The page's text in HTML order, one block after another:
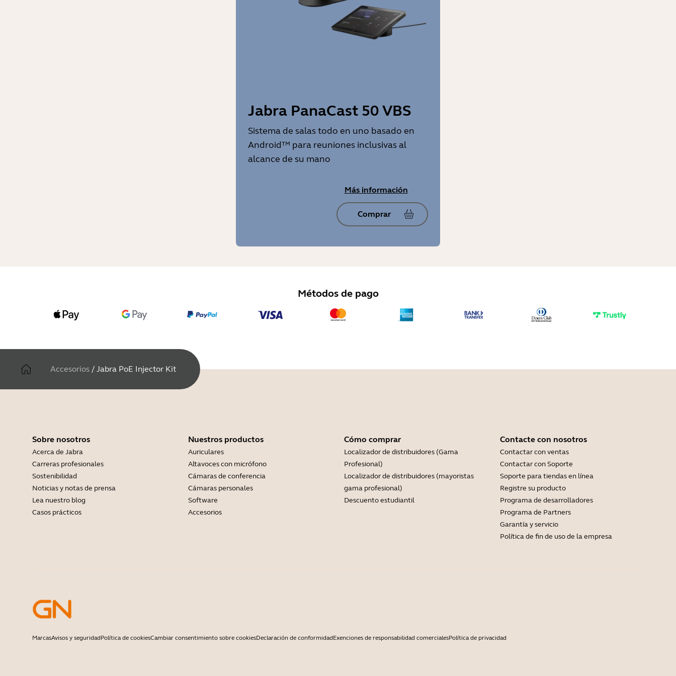
Jabra PanaCast 50 VBS
Sistema de salas todo en uno basado en
Android™ para reuniones inclusivas al
alcance de su mano
Más información
Comprar
Métodos de pago
Accesorios / Jabra PoE Injector Kit
Sobre nosotros
Acerca de Jabra
Carreras profesionales
Sostenibilidad
Noticias y notas de prensa
Lea nuestro blog
Casos prácticos
Nuestros productos
Auriculares
Altavoces con micrófono
Cámaras de conferencia
Cámaras personales
Software
Accesorios
Cómo comprar
Localizador de distribuidores (Gama
Profesional)
Localizador de distribuidores (mayoristas
gama profesional)
Descuento estudiantil
Contacte con nosotros
Contactar con ventas
Contactar con Soporte
Soporte para tiendas en línea
Registre su producto
Programa de desarrolladores
Programa de Partners
Garantía y servicio
Política de fin de uso de la empresa
MarcasAvisos y seguridadPolítica de cookiesCambiar consentimiento sobre cookiesDeclaración de conformidadExenciones de responsabilidad comercialesPolítica de privacidad